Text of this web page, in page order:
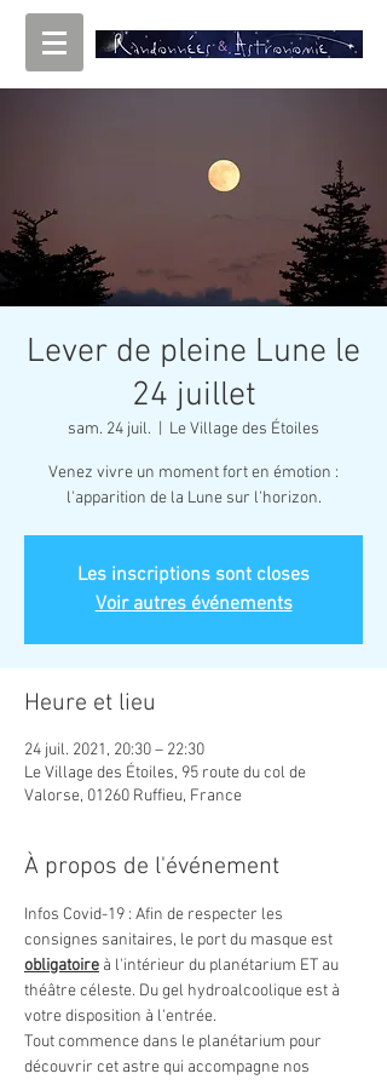
Lever de pleine Lune le
24 juillet
sam. 24 juil. Le Village des Étoiles
Venez vivre un moment fort en émotion :
l'apparition de la Lune sur l'horizon.
Les inscriptions sont closes
Voir autres événements
Heure et lieu
24 juil. 2021, 20:30 – 22:30
Le Village des Étoiles, 95 route du col de
Valorse, 01260 Ruffieu, France
À propos de l'événement
Infos Covid-19 : Afin de respecter les
consignes sanitaires, le port du masque est
obligatoire à l'intérieur du planétarium ET au
théâtre céleste. Du gel hydroalcoolique est à
votre disposition à l'entrée.
Tout commence dans le planétarium pour
découvrir cet astre qui accompagne nos